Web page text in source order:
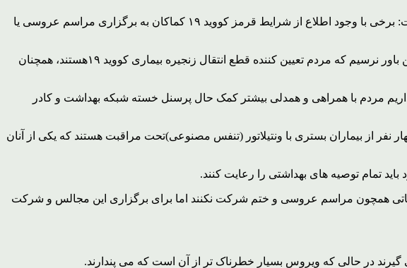
سرپرست شبکه بهداشت و درمان سلسله با اشاره به اصرار برخی شهروندان به برگزاری مجالس شادی و عزاداری گفت: برخی با وجود اطلاع از شرایط قرمز کووید ۱۹ کماکان به برگزاری مراسم عروسی یا
سرپرست شبکه بهداشت و درمان سلسله گفت: تعداد مبتلایان به کرونا در شهرستان افزایش یافته است و تا وقتی به این باور نرسیم که مردم تعیین کننده قطع انتقال زنجیره بیماری کووید ۱۹هستند، همچنان
مردم با همراهی و همدلی بیشتر کمک حال پرسنل خسته شبکه بهداشت و کادر
چهار نفر از بیماران بستری با ونتیلاتور (تنفس مصنوعی)تحت مراقبت هستند که یکی از آنان
تمام توصیه های بهداشتی را رعایت کنند.
همچون مراسم عروسی و ختم شرکت نکنند اما برای برگزاری این مجالس و شرکت
در حالی که ویروس بسیار خطرناک تر از آن است که می پندارند.